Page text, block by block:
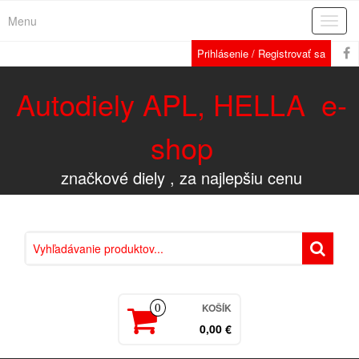
Menu
Prihlásenie / Registrovať sa
Autodiely APL, HELLA e-
shop
značkové diely , za najlepšiu cenu
0 KOŠÍK
0,00 €